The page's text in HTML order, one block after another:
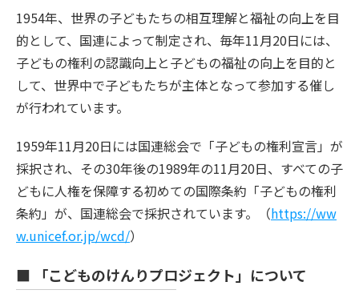
1954年、世界の子どもたちの相互理解と福祉の向上を目
的として、国連によって制定され、毎年11月20日には、
子どもの権利の認識向上と子どもの福祉の向上を目的と
して、世界中で子どもたちが主体となって参加する催し
が行われています。
1959年11月20日には国連総会で「子どもの権利宣言」が
採択され、その30年後の1989年の11月20日、すべての子
どもに人権を保障する初めての国際条約「子どもの権利
条約」が、国連総会で採択されています。（https://ww
w.unicef.or.jp/wcd/）
■ 「こどものけんりプロジェクト」について